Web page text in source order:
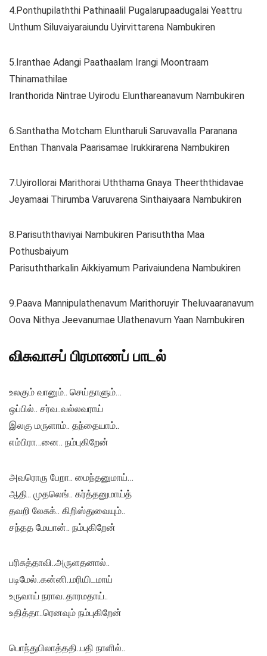
4.Ponthupilaththi Pathinaalil Pugalarupaadugalai Yeattru
Unthum Siluvaiyaraiundu Uyirvittarena Nambukiren
5.Iranthae Adangi Paathaalam Irangi Moontraam
Thinamathilae
Iranthorida Nintrae Uyirodu Elunthareanavum Nambukiren
6.Santhatha Motcham Eluntharuli Saruvavalla Paranana
Enthan Thanvala Paarisamae Irukkirarena Nambukiren
7.Uyirollorai Marithorai Uththama Gnaya Theerththidavae
Jeyamaai Thirumba Varuvarena Sinthaiyaara Nambukiren
8.Parisuththaviyai Nambukiren Parisuththa Maa
Pothusbaiyum
Parisuththarkalin Aikkiyamum Parivaiundena Nambukiren
9.Paava Mannipulathenavum Marithoruyir Theluvaaranavum
Oova Nithya Jeevanumae Ulathenavum Yaan Nambukiren
விசுவாசப் பிரமாணப் பாடல்
உலகும் வானும்.. செய்தாளும்…
ஒப்பில்.. சர்வ..வல்லவராய்
இலகு மருளாம்.. தந்தையாம்..
எம்பிரா…னை.. நம்புகிறேன்
அவரொரு பேறா.. மைந்தனுமாய்…
ஆதி.. முதலெங்.. கர்த்தனுமாய்த்
தவறி லேசுக்.. கிறிஸ்துவையும்..
சந்தத மேயான்.. நம்புகிறேன்
பரிசுத்தாவி..அருளதனால்..
படிமேல்..கன்னி..மரியிடமாய்
உருவாய் நராவ..தாரமதாய்..
உதித்தா..ரெனவும் நம்புகிறேன்
பொந்துபிலாத்ததி..பதி நாளில்..